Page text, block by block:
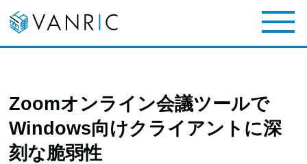
Zoomオンライン会議ツールで
Windows向けクライアントに深
刻な脆弱性